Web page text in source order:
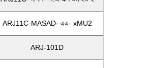
ARJ11C-MASAD- এএ- xMU2
ARJ-101D